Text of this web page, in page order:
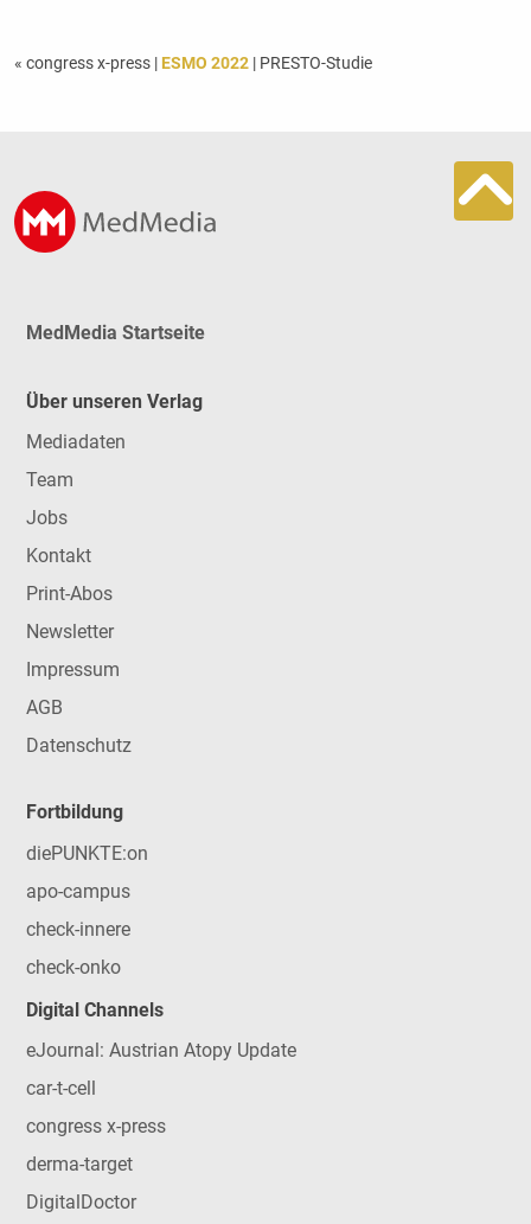
« congress x-press | ESMO 2022| PRESTO-Studie
MedMedia Startseite
Über unseren Verlag
Mediadaten
Team
Jobs
Kontakt
Print-Abos
Newsletter
Impressum
AGB
Datenschutz
Fortbildung
diePUNKTE:on
apo-campus
check-innere
check-onko
Digital Channels
eJournal: Austrian Atopy Update
car-t-cell
congress x-press
derma-target
DigitalDoctor